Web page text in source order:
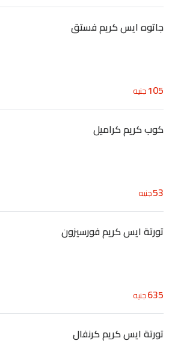
جاتوه ايس كريم فستق
105جنيه
كوب كريم كراميل
53جنيه
تورتة ايس كريم فورسيزون
635جنيه
تورتة ايس كريم كرنفال